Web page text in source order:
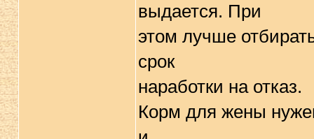
выдается. При
этом лучше
срок
наработки на отказ.
Корм для жены